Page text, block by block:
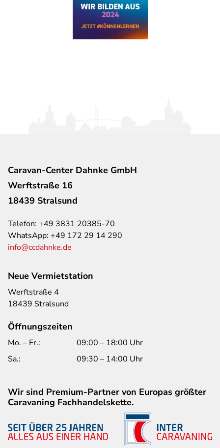
Caravan-Center Dahnke GmbH
Werftstraße 16
18439 Stralsund
Telefon: +49 3831 20385-70
WhatsApp: +49 172 29 14 290
info@ccdahnke.de
Neue Vermietstation
Werftstraße 4
18439 Stralsund
Öffnungszeiten
Mo. – Fr.:
09:00 – 18:00 Uhr
Sa.:
09:30 – 14:00 Uhr
Wir sind Premium-Partner von Europas größter
Caravaning Fachhandelskette.